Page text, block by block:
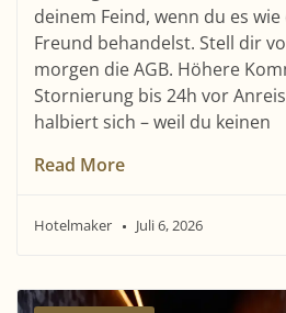
deinem Feind, wenn du es
Freund behandelst. Stell dir
morgen die AGB. Höhere
Stornierung bis 24h vor
halbiert sich – weil du keinen
Read More
Hotelmaker Juli 6, 2026